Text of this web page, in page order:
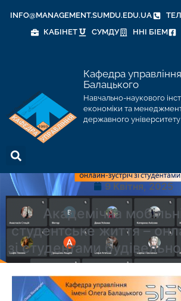
INFO@MANAGEMENT.SUMDU.EDU.UA
КАБІНЕТ
СУМДУ ННІ БІЕМ
Кафедра
Балацького
Навчально-наукового
економіки та
державного університету
9 Квітня, 2025
Академічна
студентське життя –
зі студентами